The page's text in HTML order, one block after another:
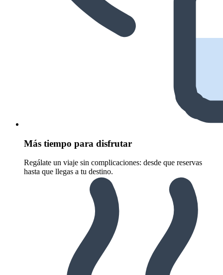
Más tiempo para disfrutar
Regálate un viaje sin complicaciones: desde que reservas
hasta que llegas a tu destino.